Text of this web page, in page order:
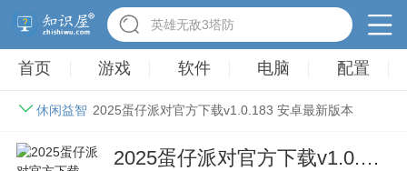
驾考家园手游
首页 游戏 软件 电脑 配置
休闲益智 2025蛋仔派对官方下载v1.0.183 安卓最新版本
2025蛋仔派对官方下载v1.0.183 安卓最新版本